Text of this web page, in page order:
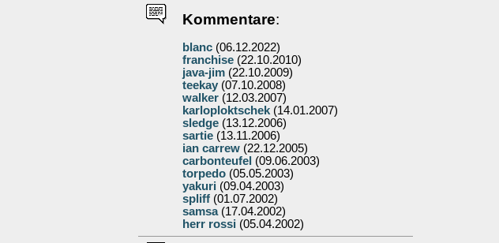
Kommentare:
blanc (06.12.2022)
franchise (22.10.2010)
java-jim (22.10.2009)
teekay (07.10.2008)
walker (12.03.2007)
karloploktschek (14.01.2007)
sledge (13.12.2006)
sartie (13.11.2006)
ian carrew (22.12.2005)
carbonteufel (09.06.2003)
torpedo (05.05.2003)
yakuri (09.04.2003)
spliff (01.07.2002)
samsa(17.04.2002)
herr rossi (05.04.2002)